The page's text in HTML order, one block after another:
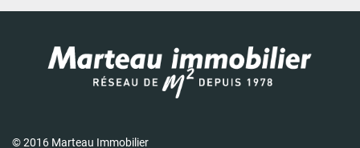
© 2016 Marteau Immobilier